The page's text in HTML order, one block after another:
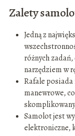
Zalety
Jedną z
różnych
narzędziem w
Rafale posiada
manewrowe,
Samolot jest
elektroniczne,